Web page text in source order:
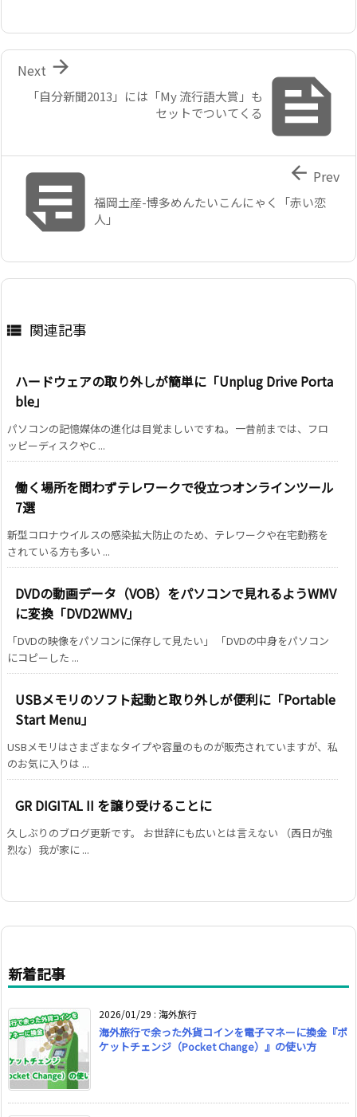

「自分新聞2013」には「My 流行語大賞」も
セットでついてくる

Next
福岡土産-博多めんたいこんにゃく「赤い恋
人」
 Prev
 関連記事
ハードウェアの取り外しが簡単に「Unplug Drive Porta
ble」
パソコンの記憶媒体の進化は目覚ましいですね。一昔前までは、フロ
ッピーディスクやC ...
働く場所を問わずテレワークで役立つオンラインツール
7選
新型コロナウイルスの感染拡大防止のため、テレワークや在宅勤務を
されている方も多い ...
DVDの動画データ（VOB）をパソコンで見れるようWMV
に変換「DVD2WMV」
「DVDの映像をパソコンに保存して見たい」 「DVDの中身をパソコン
にコピーした ...
USBメモリのソフト起動と取り外しが便利に「Portable
Start Menu」
USBメモリはさまざまなタイプや容量のものが販売されていますが、私
のお気に入りは ...
GR DIGITAL II を譲り受けることに
久しぶりのブログ更新です。 お世辞にも広いとは言えない （西日が強
烈な）我が家に ...
新着記事
2026/01/29 : 海外旅行
海外旅行で余った外貨コインを電子マネーに換金『ポ
ケットチェンジ（Pocket Change）』の使い方